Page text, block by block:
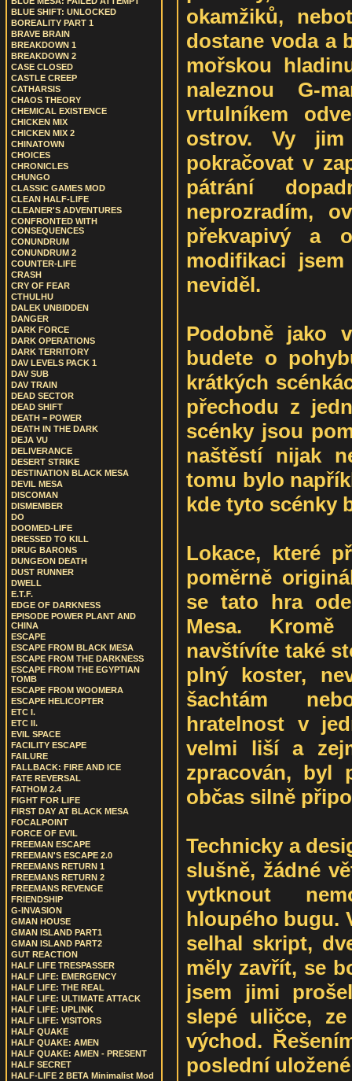
BLUE SHIFT: UNLOCKED
BOREALITY PART 1
BRAVE BRAIN
BREAKDOWN 1
BREAKDOWN 2
CASE CLOSED
CASTLE CREEP
CATHARSIS
CHAOS THEORY
CHEMICAL EXISTENCE
CHICKEN MIX
CHICKEN MIX 2
CHINATOWN
CHOICES
CHRONICLES
CHUNGO
CLASSIC GAMES MOD
CLEAN HALF-LIFE
CLEANER'S ADVENTURES
CONFRONTED WITH
CONSEQUENCES
CONUNDRUM
CONUNDRUM 2
COUNTER-LIFE
CRASH
CRY OF FEAR
CTHULHU
DALEK UNBIDDEN
DANGER
DARK FORCE
DARK OPERATIONS
DARK TERRITORY
DAV LEVELS PACK 1
DAV SUB
DAV TRAIN
DEAD SECTOR
DEAD SHIFT
DEATH = POWER
DEATH IN THE DARK
DEJA VU
DELIVERANCE
DESERT STRIKE
DESTINATION BLACK MESA
DEVIL MESA
DISCOMAN
DISMEMBER
DO
DOOMED-LIFE
DRESSED TO KILL
DRUG BARONS
DUNGEON DEATH
DUST RUNNER
DWELL
E.T.F.
EDGE OF DARKNESS
EPISODE POWER PLANT AND
CHINA
ESCAPE
ESCAPE FROM BLACK MESA
ESCAPE FROM THE DARKNESS
ESCAPE FROM THE EGYPTIAN
TOMB
ESCAPE FROM WOOMERA
ESCAPE HELICOPTER
ETC I.
ETC II.
EVIL SPACE
FACILITY ESCAPE
FAILURE
FALLBACK: FIRE AND ICE
FATE REVERSAL
FATHOM 2.4
FIGHT FOR LIFE
FIRST DAY AT BLACK MESA
FOCALPOINT
FORCE OF EVIL
FREEMAN ESCAPE
FREEMAN'S ESCAPE 2.0
FREEMANS RETURN 1
FREEMANS RETURN 2
FREEMANS REVENGE
FRIENDSHIP
G-INVASION
GMAN HOUSE
GMAN ISLAND PART1
GMAN ISLAND PART2
GUT REACTION
HALF LIFE TRESPASSER
HALF LIFE: EMERGENCY
HALF LIFE: THE REAL
HALF LIFE: ULTIMATE ATTACK
HALF LIFE: UPLINK
HALF LIFE: VISITORS
HALF QUAKE
HALF QUAKE: AMEN
HALF QUAKE: AMEN - PRESENT
HALF SECRET
HALF-LIFE 2 BETA Minimalist Mod
okamžiků,
dostane voda a
mořskou
naleznou G-
vrtulníkem
ostrov. Vy
pokračovat v
pátrání
neprozradím,
překvapivý a
modifikaci
neviděl.
Podobně jako
budete o
krátkých
přechodu z
scénky jsou
naštěstí nijak
tomu bylo
kde tyto scénky
Lokace, které
poměrně
se tato hra
Mesa.
navštívíte také
plný koster,
šachtám
hratelnost v
velmi liší a
zpracován, byl
občas silně
Technicky a
slušně, žádné
vytknout
hloupého bugu.
selhal skript,
měly zavřít, se
jsem jimi
slepé uličce,
východ.
poslední